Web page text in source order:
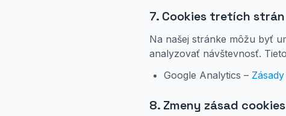
7. Cookies tretích strán
Na našej stránke môžu byť
analyzovať návštevnosť.
Google Analytics –
8. Zmeny zásad cookies